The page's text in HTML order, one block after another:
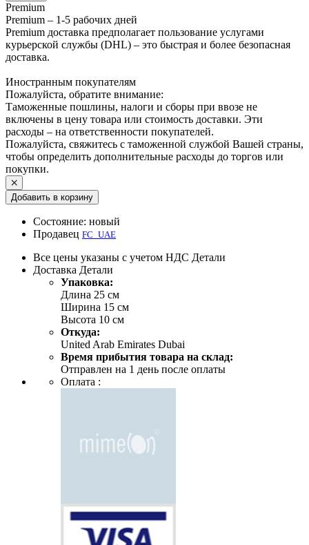
Premium
Premium – 1-5 рабочих дней
Premium доставка предполагает пользование услугами
курьерской службы (DHL) – это быстрая и более безопасная
доставка.
Иностранным покупателям
Пожалуйста, обратите внимание:
Таможенные пошлины, налоги и сборы при ввозе не
включены в цену товара или стоимость доставки. Эти
расходы – на ответственности покупателей.
Пожалуйста, свяжитесь с таможенной службой Вашей страны,
чтобы определить дополнительные расходы до торгов или
покупки.
Добавить в корзину
Состояние: новый
Продавец FC_UAE
Все цены указаны с учетом НДС Детали
Доставка Детали
Упаковка:
Длина 25 см
Ширина 15 см
Высота 10 см
Откуда:
United Arab Emirates Dubai
Время прибытия товара на склад:
Отправлен на 1 день после оплаты
Оплата :